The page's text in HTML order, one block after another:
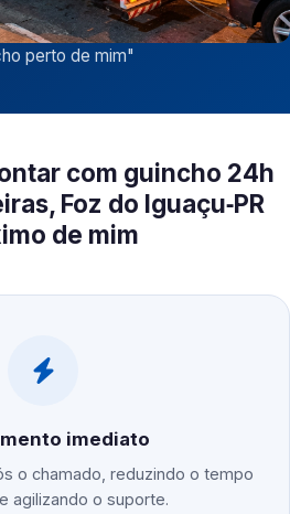
perto de mim"
com guincho 24h
Foz do Iguaçu‑PR
de mim
imediato
o chamado, reduzindo o tempo
agilizando o suporte.